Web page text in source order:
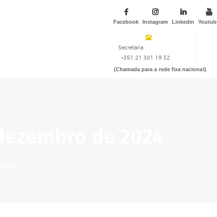
Facebook Instagram Linkedin
Secretaria
+351 21 301 19 32
(Chamada para a rede fixa nacional)